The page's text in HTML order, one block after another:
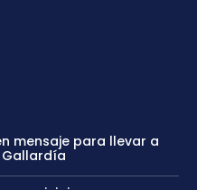
mensaje para llevar a